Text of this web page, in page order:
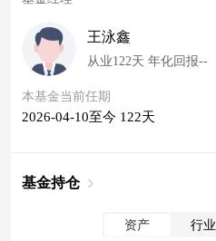
王泳鑫
从业122天 年化回报--
本基金当前任期
2026-04-10至今 122天
基金持仓
资产 行业